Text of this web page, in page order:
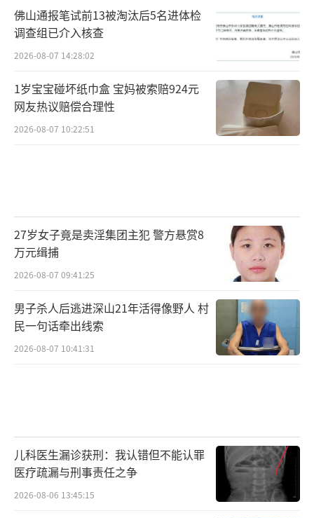
佛山通报笔试前13被淘汰后5名进体检
调查组已介入核查
2026-08-07 14:28:02
1岁宝宝碰坏纸巾盒 宝妈被索赔924元
网友热议赔偿合理性
2026-08-07 10:22:51
27岁女子竟是卖淫集团主犯 警方悬赏8
万元缉捕
2026-08-07 09:41:25
男子杀人后逃进深山21年活得像野人 村
民一句话牵出线索
2026-08-07 10:41:31
儿科医生漏诊获刑：我认错但不能认罪
医疗疏漏与刑事责任之争
2026-08-06 13:45:15